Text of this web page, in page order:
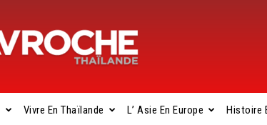
Gavroche
Vivre En Thaïlande L’ Asie En Europe Histoire